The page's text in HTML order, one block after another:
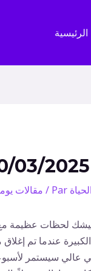
الرئيسية
03/2025
مقالات / Par
لحظات عظيمة
عندما تم إغلاق
عالي سيستمر